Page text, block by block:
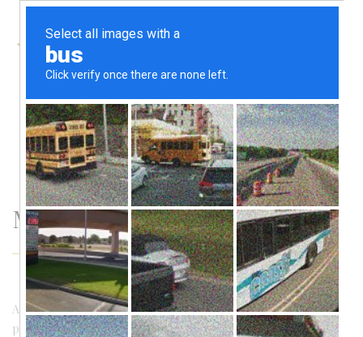
Métodos de pago
Aquí encontrarás la información necesaria sobre las formas de
pago que aceptamos.